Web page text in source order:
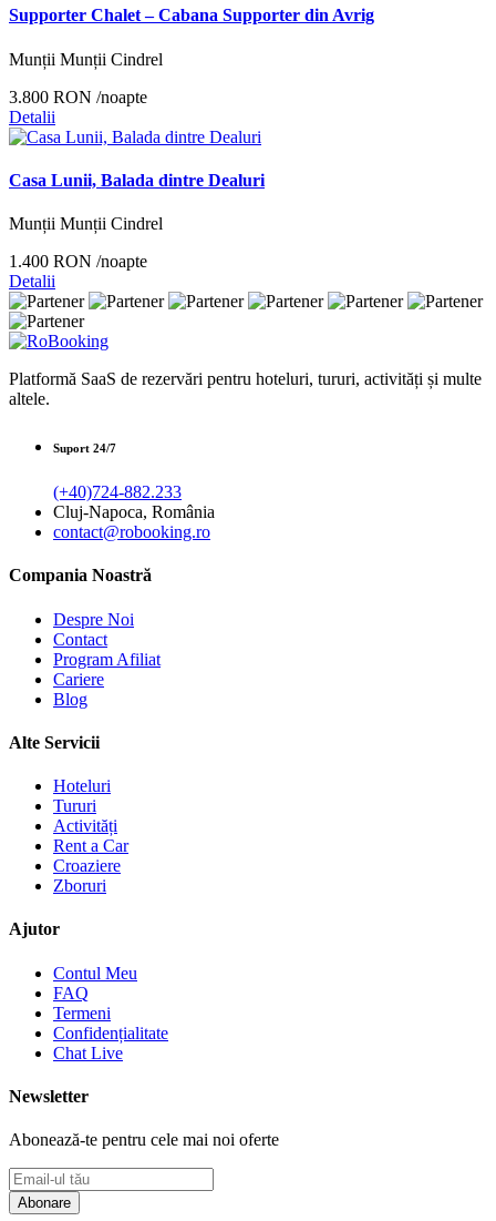
Supporter Chalet – Cabana Supporter din Avrig
Munții Munții Cindrel
3.800 RON /noapte
Detalii
Casa Lunii, Balada dintre Dealuri
Munții Munții Cindrel
1.400 RON /noapte
Detalii
Platformă SaaS de rezervări pentru hoteluri, tururi, activități și multe
altele.
Suport 24/7
(+40)724-882.233
Cluj-Napoca, România
contact@robooking.ro
Compania Noastră
Despre Noi
Contact
Program Afiliat
Cariere
Blog
Alte Servicii
Hoteluri
Tururi
Activități
Rent a Car
Croaziere
Zboruri
Ajutor
Contul Meu
FAQ
Termeni
Confidențialitate
Chat Live
Newsletter
Abonează-te pentru cele mai noi oferte
Abonare